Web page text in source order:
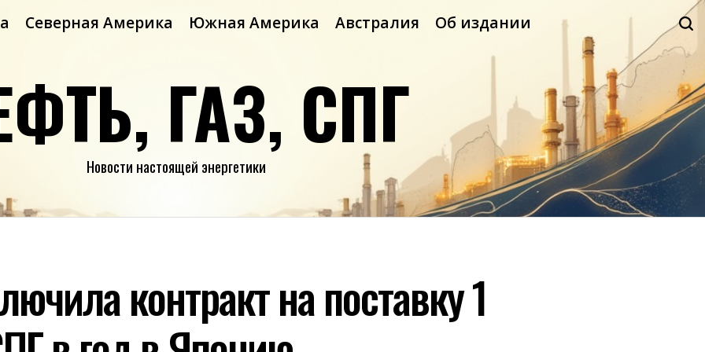
Северная Америка Южная Америка Австралия Об издании
ГАЗ, СПГ
Новости настоящей энергетики
контракт на поставку 1